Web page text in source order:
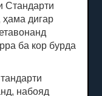
Стандарти
ҳама дигар
ба кор бурда
набояд